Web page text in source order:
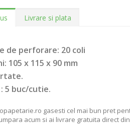
Livrare si plata
de perforare: 20 coli
105 x 115 x 90 mm
5 buc/cutie.
gasesti cel mai bun pret
acum si ai livrare gratuita direct